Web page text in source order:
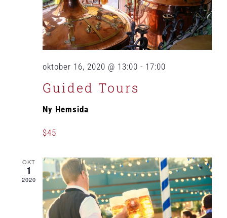
oktober 16, 2020 @ 13:00 - 17:00
Guided Tours
Ny Hemsida
$45
OKT
1
2020